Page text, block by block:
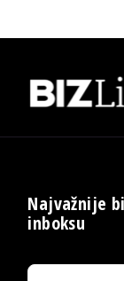
Najvažnije
inboksu